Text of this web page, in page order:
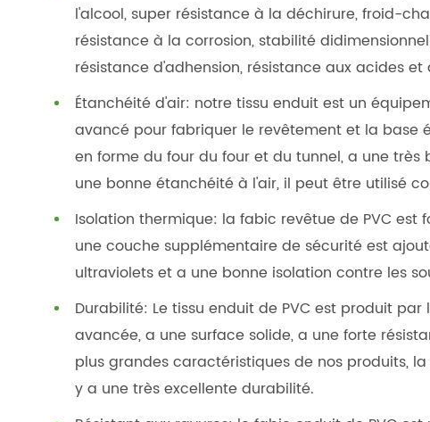
l'alcool, super résistance à la déchirure, froid-
résistance à la corrosion, stabilité
résistance d'adhension, résistance aux acides et
Étanchéité d'air: notre tissu enduit est un
avancé pour fabriquer le revêtement et la base
en forme du four du four et du tunnel, a une
une bonne étanchéité à l'air, il peut être utilisé
Isolation thermique: la fabic revêtue de PVC
une couche supplémentaire de sécurité est
ultraviolets et a une bonne isolation contre les
Durabilité: Le tissu enduit de PVC est produit
avancée, a une surface solide, a une forte
plus grandes caractéristiques de nos produits,
y a une très excellente durabilité.